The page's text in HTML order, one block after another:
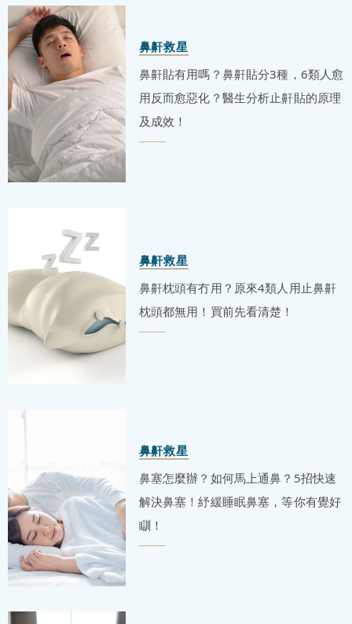
鼻鼾救星
鼻鼾貼有用嗎？鼻鼾貼分3種，6類人愈
用反而愈惡化？醫生分析止鼾貼的原理
及成效！
鼻鼾救星
鼻鼾枕頭有冇用？原來4類人用止鼻鼾
枕頭都無用！買前先看清楚！
鼻鼾救星
鼻塞怎麼辦？如何馬上通鼻？5招快速
解決鼻塞！紓緩睡眠鼻塞，等你有覺好
瞓！